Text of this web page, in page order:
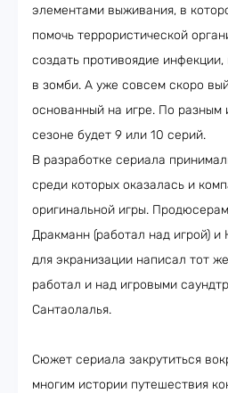
элементами выживания, в
помочь террористической
создать противоядие
в зомби. А уже совсем скоро
основанный на игре. По разным
сезоне будет 9 или 10 серий.
В разработке сериала
среди которых оказалась и
оригинальной игры.
Дракманн (работал над игрой)
для экранизации написал тот
работал и над игровыми
Сантаолалья.
Сюжет сериала закрутиться
многим истории путешествия